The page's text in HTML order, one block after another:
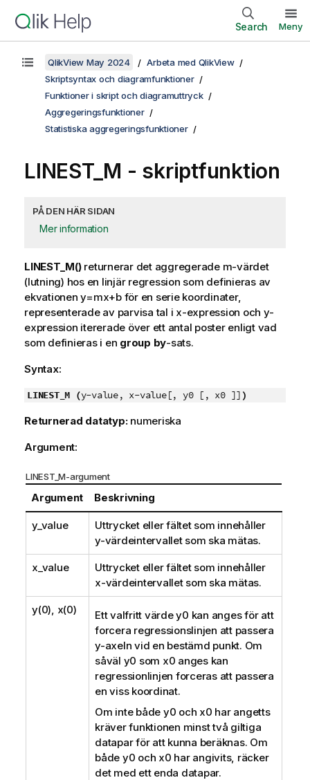
Search Meny
QlikView May 2024
Arbeta med QlikView
Skriptsyntax och diagramfunktioner
Funktioner i skript och diagramuttryck
Aggregeringsfunktioner
Statistiska aggregeringsfunktioner
LINEST_M - skriptfunktion
PÅ DEN HÄR SIDAN
Mer information
LINEST_M()returnerar det aggregerade m-värdet
(lutning) hos en linjär regression som definieras av
ekvationeny=mx+bför en serie koordinater,
representerade av parvisa tal i x-expression och y-
expression itererade över ett antal poster enligt vad
som definieras i en group by-sats.
Syntax:
LINEST_M (y-value, x-value[, y0 [, x0 ]] )
Returnerad datatyp: numeriska
Argument:
LINEST_M-argument
Argument Beskrivning
y_value
Uttrycket eller fältet som innehåller
y-värdeintervallet som ska mätas.
x_value
Uttrycket eller fältet som innehåller
x-värdeintervallet som ska mätas.
y(0), x(0) Ett valfritt värdey0 kan anges för att
forcera regressionslinjen att passera
y-axeln vid en bestämd punkt. Om
såväl y0 som x0 anges kan
regressionlinjen forceras att passera
en viss koordinat.
Om inte både y0 och x0 har angetts
kräver funktionen minst två giltiga
datapar för att kunna beräknas. Om
både y0 och x0 har angivits, räcker
det med ett enda datapar.